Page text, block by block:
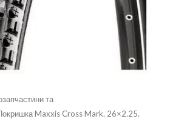
та
Maxxis Cross Mark. 26×2.25.